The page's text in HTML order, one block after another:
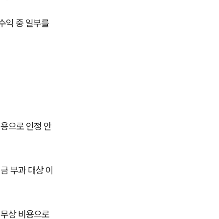
익 중 일부를
으로 인정 안
부과 대상 이
상 비용으로